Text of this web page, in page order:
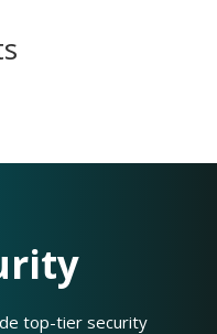
top-tier security